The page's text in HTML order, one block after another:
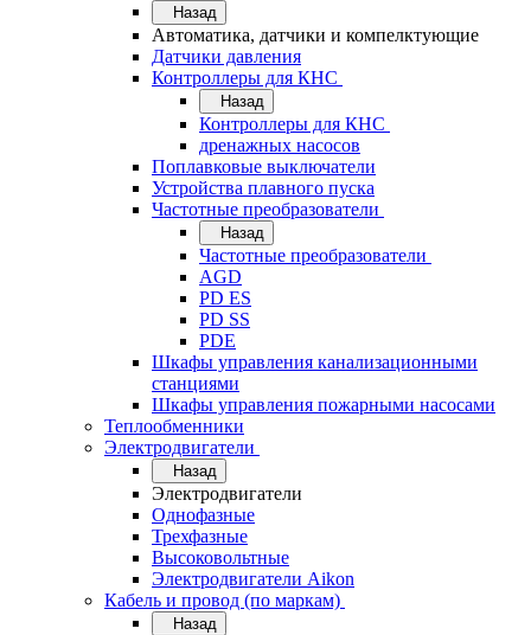
Назад
Автоматика, датчики и компелктующие
Датчики давления
Контроллеры для КНС
Назад
Контроллеры для КНС
дренажных насосов
Поплавковые выключатели
Устройства плавного пуска
Частотные преобразователи
Назад
Частотные преобразователи
AGD
PD ES
PD SS
PDE
Шкафы управления канализационными
станциями
Шкафы управления пожарными насосами
Теплообменники
Электродвигатели
Назад
Электродвигатели
Однофазные
Трехфазные
Высоковольтные
Электродвигатели Aikon
Кабель и провод (по маркам)
Назад